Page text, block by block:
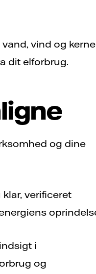
vind og
dit elforbrug.
og dine
verificeret
i
og